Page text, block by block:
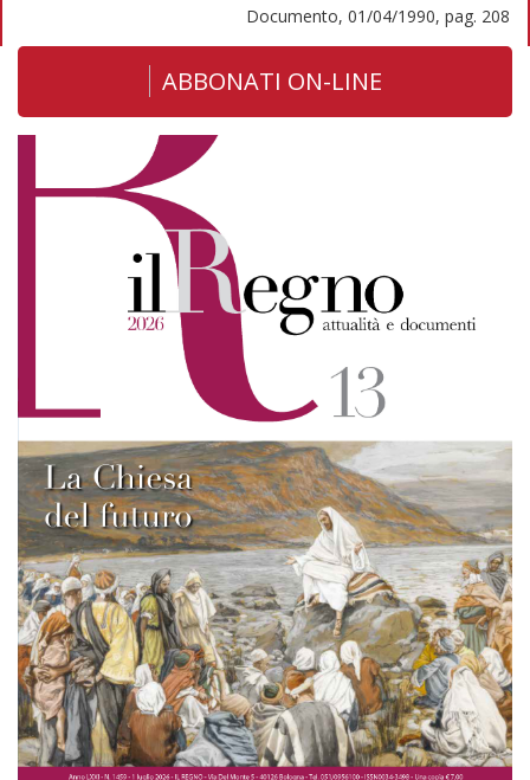
Documento, 01/04/1990, pag. 208
ABBONATI ON-LINE